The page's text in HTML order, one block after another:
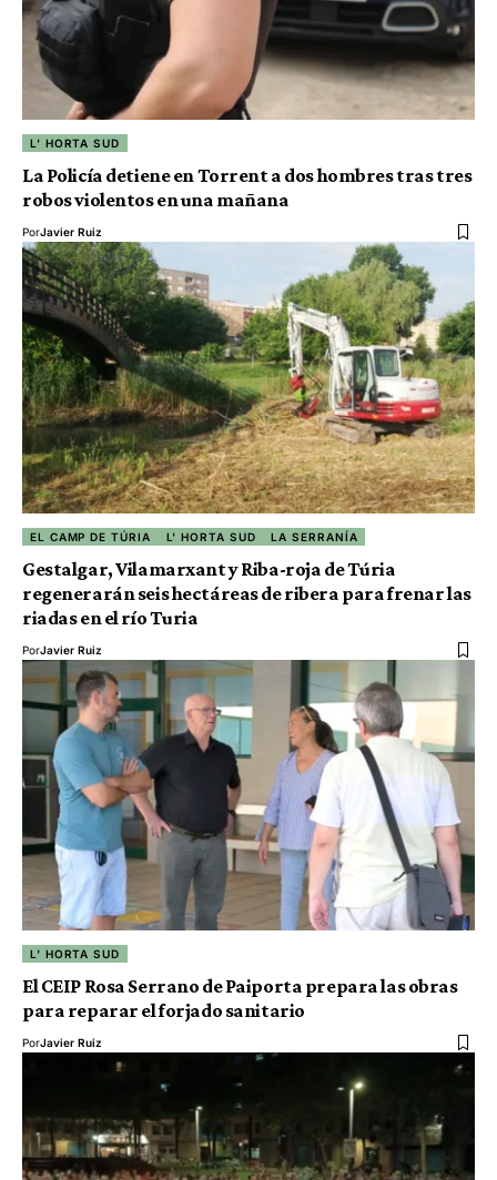
L' HORTA SUD
La Policía detiene en Torrent a dos hombres tras tres
robos violentos en una mañana
PorJavier Ruiz
EL CAMP DE TÚRIA L' HORTA SUD LA SERRANÍA
Gestalgar, Vilamarxant y Riba-roja de Túria
regenerarán seis hectáreas de ribera para frenar las
riadas en el río Turia
PorJavier Ruiz
L' HORTA SUD
El CEIP Rosa Serrano de Paiporta prepara las obras
para reparar el forjado sanitario
PorJavier Ruiz